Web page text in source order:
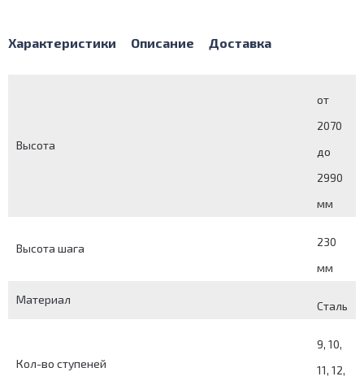
Характеристики Описание Доставка
Высота
от
2070
до
2990
мм
Высота шага
230
мм
Материал Сталь
Кол-во ступеней
9, 10,
11, 12,